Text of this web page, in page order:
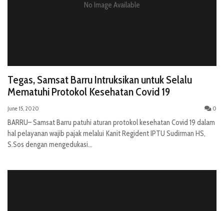
No Image Available
Tegas, Samsat Barru Intruksikan untuk Selalu
Mematuhi Protokol Kesehatan Covid 19
June 15, 2020 0
BARRU– Samsat Barru patuhi aturan protokol kesehatan Covid 19 dalam
hal pelayanan wajib pajak melalui Kanit Regident IPTU Sudirman HS,
S.Sos dengan mengedukasi...